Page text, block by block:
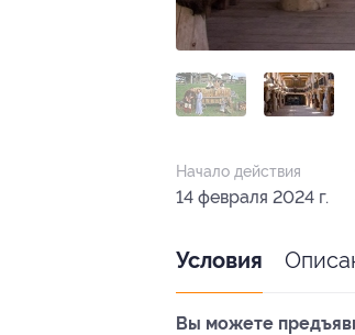
Начало действия
14 февраля 2024 г.
Условия
Вы можете